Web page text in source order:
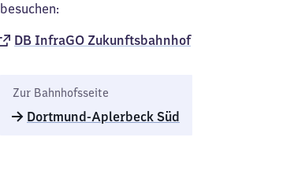
besuchen:
DB InfraGO Zukunftsbahnhof​
Zur Bahnhofsseite
Dortmund-Aplerbeck Süd